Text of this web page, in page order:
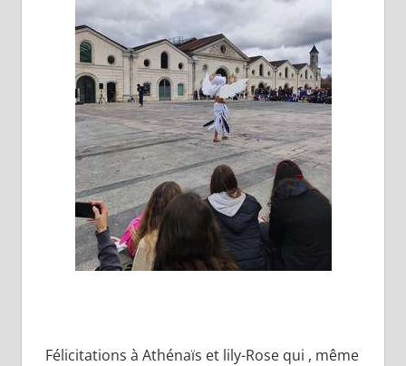
Félicitations à Athénaïs et lily-Rose qui , même